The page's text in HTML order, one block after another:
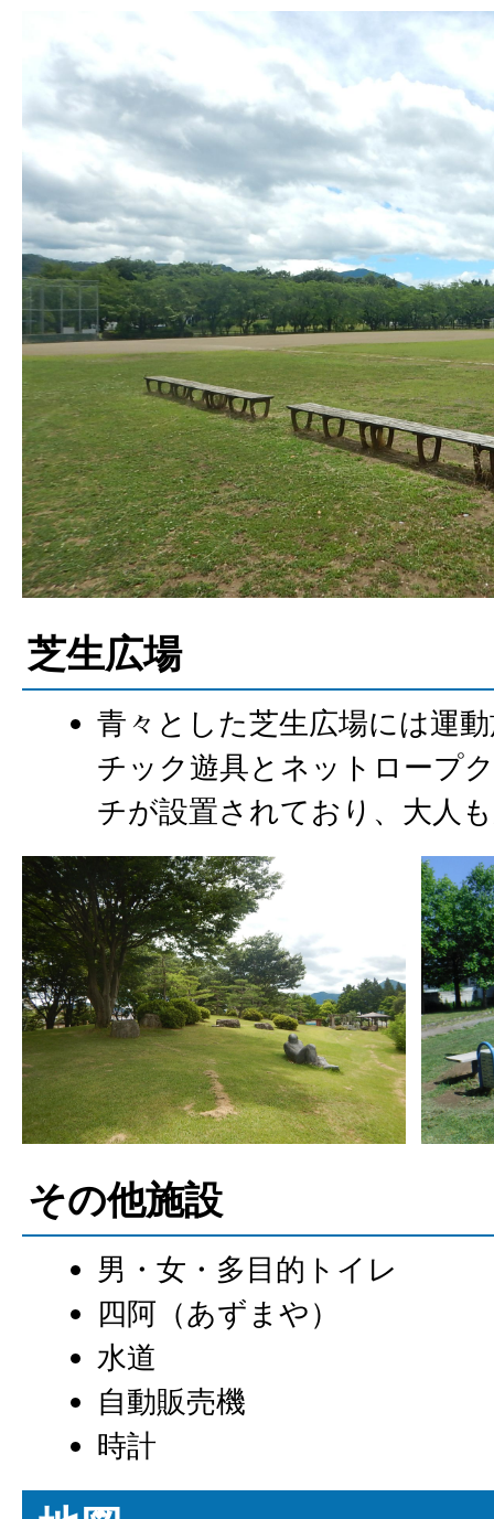
芝生広場
青々とした芝生広場には運
チック遊具とネットロープ
チが設置されており、大人
その他施設
男・女・多目的トイレ
四阿（あずまや）
水道
自動販売機
時計